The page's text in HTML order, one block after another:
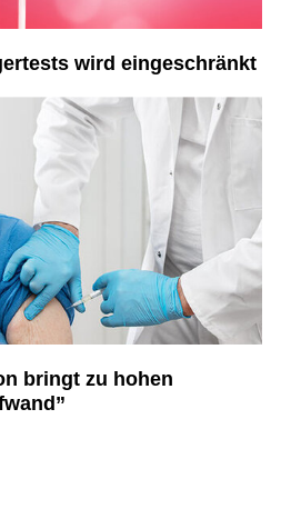
wird eingeschränkt
bringt zu hohen